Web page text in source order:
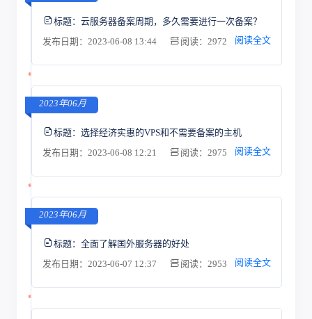
标题： 云服务器备案周期，多久需要进行一次备案？
发布日期：2023-06-08 13:44
阅读：2972 阅读全文
2023年06月
标题： 选择经济实惠的VPS和不需要备案的主机
发布日期：2023-06-08 12:21
阅读：2975 阅读全文
2023年06月
标题： 全面了解国外服务器的好处
发布日期：2023-06-07 12:37
阅读：2953 阅读全文